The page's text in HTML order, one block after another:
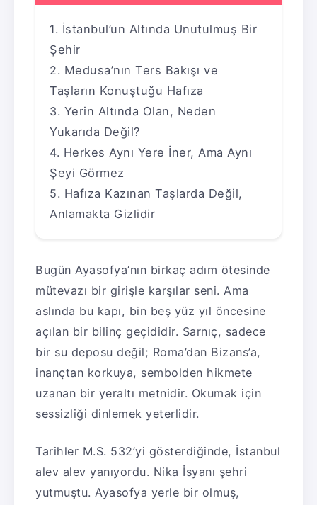
İstanbul’un Altında Unutulmuş Bir
Şehir
Medusa’nın Ters Bakışı ve
Taşların Konuştuğu Hafıza
Yerin Altında Olan, Neden
Yukarıda Değil?
Herkes Aynı Yere İner, Ama Aynı
Şeyi Görmez
Hafıza Kazınan Taşlarda Değil,
Anlamakta Gizlidir
Bugün Ayasofya’nın birkaç adım ötesinde
mütevazı bir girişle karşılar seni. Ama
aslında bu kapı, bin beş yüz yıl öncesine
açılan bir bilinç geçididir. Sarnıç, sadece
bir su deposu değil; Roma’dan Bizans’a,
inançtan korkuya, sembolden hikmete
uzanan bir yeraltı metnidir. Okumak için
sessizliği dinlemek yeterlidir.
Tarihler M.S. 532’yi gösterdiğinde, İstanbul
alev alev yanıyordu. Nika İsyanı şehri
yutmuştu. Ayasofya yerle bir olmuş,